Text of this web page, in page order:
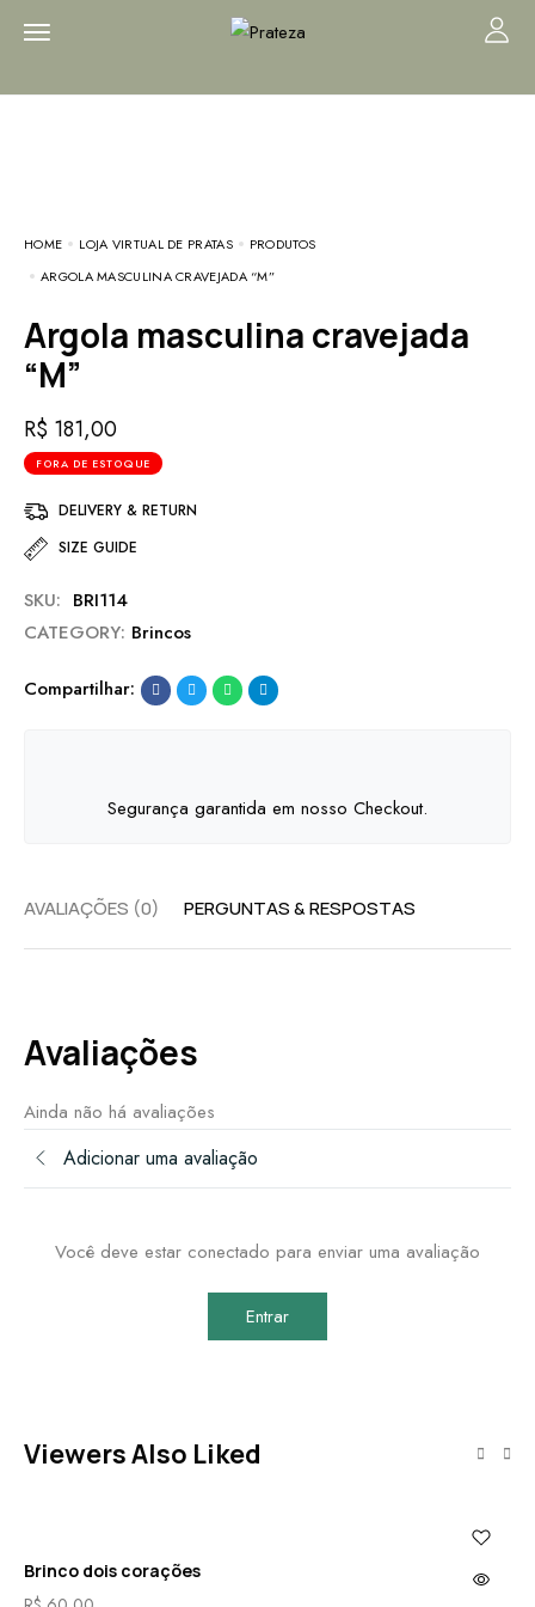
HOME LOJA VIRTUAL DE PRATAS
PRODUTOS
ARGOLA MASCULINA CRAVEJADA “M”
Argola masculina cravejada
“M”
R$ 181,00
FORA DE ESTOQUE
DELIVERY & RETURN
SIZE GUIDE
SKU: BRI114
CATEGORY: Brincos
Compartilhar:
Segurança garantida em nosso Checkout.
AVALIAÇÕES (0) PERGUNTAS & RESPOSTAS
Avaliações
Ainda não há avaliações
Adicionar uma avaliação
Você deve estar conectado para enviar uma avaliação
Entrar
Viewers Also Liked
Brinco dois corações